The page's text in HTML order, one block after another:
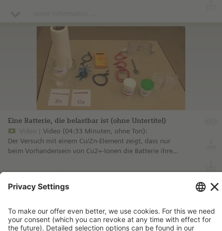
Eine Batterie, die belastbar ist (ohne Untertitel)
Video
Video (04:33 Minuten, ohne Ton):
Der Versuch mit einem Cu/Zn-Element zeigt, dass nur
beim Vorhandensein von Cu2+-Ionen die Batterie ihre
more information ...
Imprint